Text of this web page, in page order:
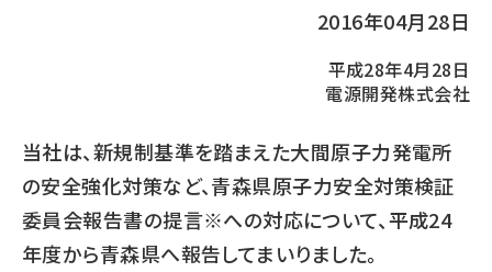
2016年04月28日
平成28年4月28日
電源開発株式会社
当社は、新規制基準を踏まえた大間原子力発電所
の安全強化対策など、青森県原子力安全対策検証
委員会報告書の提言※への対応について、平成24
年度から青森県へ報告してまいりました。